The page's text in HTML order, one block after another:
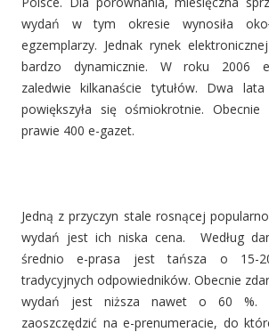
wydań w tym okresie wynosiła
egzemplarzy. Jednak rynek
bardzo dynamicznie. W roku 2006
zaledwie kilkanaście tytułów. Dwa
powiększyła się ośmiokrotnie.
prawie 400 e-gazet.
Jedną z przyczyn stale rosnącej
wydań jest ich niska cena. Według
średnio e-prasa jest tańsza o 15-
tradycyjnych odpowiedników. Obecnie
wydań jest niższa nawet o 60 %.
zaoszczędzić na e-prenumeracie, do